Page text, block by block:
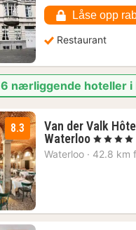
1076
kr.
Låse opp
Restaurant
6 nærliggende hoteller i
8.3
Van der Valk Hôtel
Waterloo1
natt
, 4 Stjerner
Waterloo · 42.8 km